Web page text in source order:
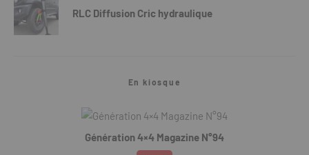
RLC Diffusion Cric hydraulique
En kiosque
Génération 4×4 Magazine N°94